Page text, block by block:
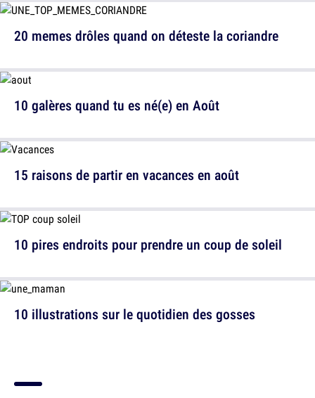
10 galères quand tu es né(e) en Août
10 pires endroits pour prendre un coup de soleil
20 memes drôles quand on déteste la coriandre
15 raisons de partir en vacances en août
10 illustrations sur le quotidien des gosses